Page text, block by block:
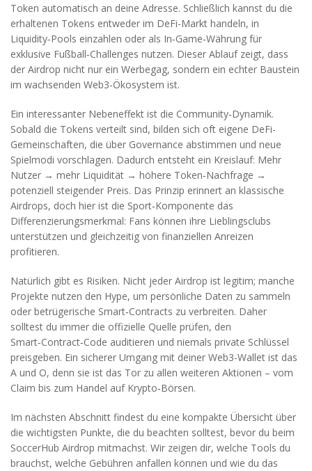
Token automatisch an deine Adresse. Schließlich kannst du die
erhaltenen Tokens entweder im DeFi-Markt handeln, in
Liquidity‑Pools einzahlen oder als In‑Game‑Währung für
exklusive Fußball‑Challenges nutzen. Dieser Ablauf zeigt, dass
der Airdrop nicht nur ein Werbegag, sondern ein echter Baustein
im wachsenden Web3-Ökosystem ist.
Ein interessanter Nebeneffekt ist die Community‑Dynamik.
Sobald die Tokens verteilt sind, bilden sich oft eigene DeFi-
Gemeinschaften, die über Governance abstimmen und neue
Spielmodi vorschlagen. Dadurch entsteht ein Kreislauf: Mehr
Nutzer → mehr Liquidität → höhere Token‑Nachfrage →
potenziell steigender Preis. Das Prinzip erinnert an klassische
Airdrops, doch hier ist die Sport‑Komponente das
Differenzierungsmerkmal: Fans können ihre Lieblingsclubs
unterstützen und gleichzeitig von finanziellen Anreizen
profitieren.
Natürlich gibt es Risiken. Nicht jeder Airdrop ist legitim; manche
Projekte nutzen den Hype, um persönliche Daten zu sammeln
oder betrügerische Smart‑Contracts zu verbreiten. Daher
solltest du immer die offizielle Quelle prüfen, den
Smart‑Contract‑Code auditieren und niemals private Schlüssel
preisgeben. Ein sicherer Umgang mit deiner Web3-Wallet ist das
A und O, denn sie ist das Tor zu allen weiteren Aktionen – vom
Claim bis zum Handel auf Krypto‑Börsen.
Im nächsten Abschnitt findest du eine kompakte Übersicht über
die wichtigsten Punkte, die du beachten solltest, bevor du beim
SoccerHub Airdrop mitmachst. Wir zeigen dir, welche Tools du
brauchst, welche Gebühren anfallen können und wie du das